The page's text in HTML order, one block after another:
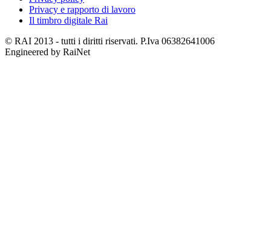
Privacy e rapporto di lavoro
Il timbro digitale Rai
© RAI 2013 - tutti i diritti riservati. P.Iva 06382641006
Engineered by RaiNet